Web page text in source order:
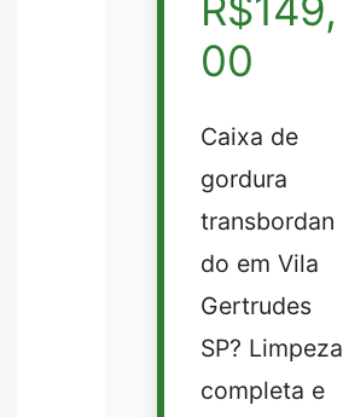
00
Caixa de
gordura
transbordan
do em Vila
Gertrudes
SP? Limpeza
completa e